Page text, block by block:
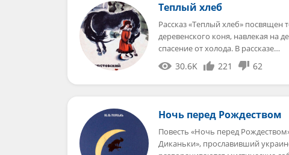
Теплый хлеб
Рассказ «Теплый хлеб»
деревенского коня, навлекая на
спасение от холода. В рассказе…
30.6K 221 62
Ночь перед Рождеством
Повесть «Ночь перед
Диканьки», прославивший